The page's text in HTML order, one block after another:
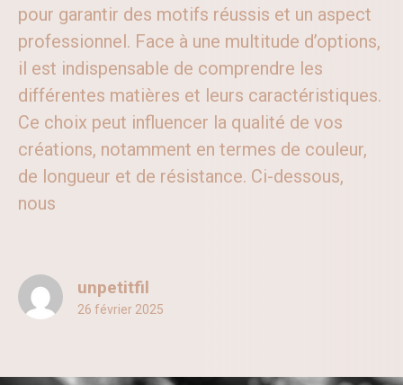
pour garantir des motifs réussis et un aspect
professionnel. Face à une multitude d’options,
il est indispensable de comprendre les
différentes matières et leurs caractéristiques.
Ce choix peut influencer la qualité de vos
créations, notamment en termes de couleur,
de longueur et de résistance. Ci-dessous,
nous
unpetitfil
26 février 2025